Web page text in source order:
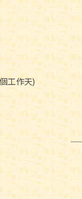
工作天)